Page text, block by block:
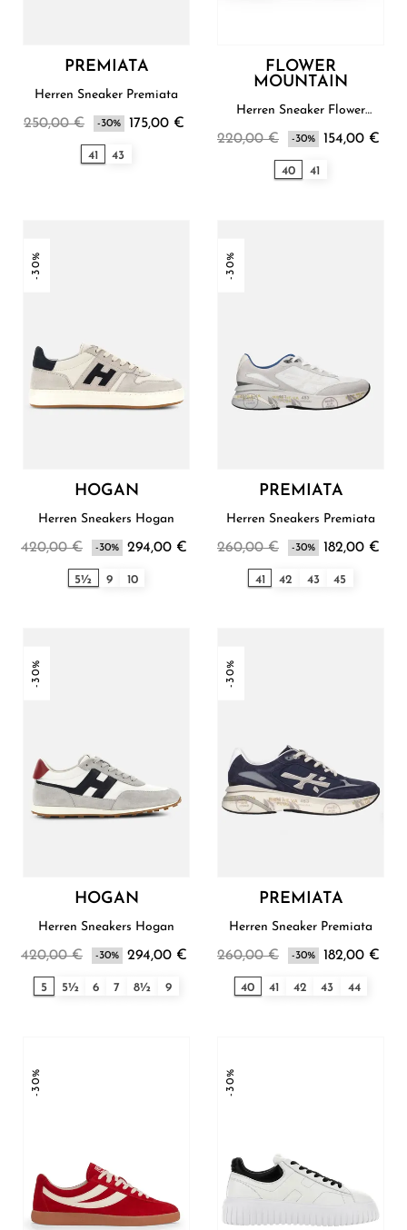
PREMIATA
Herren Sneaker Premiata
250,00 € -30% 175,00 €
41 43
FLOWER
MOUNTAIN
Herren Sneaker Flower
220,00 € -30% 154,00 €
40 41
-30%
HOGAN
Herren Sneakers Hogan
420,00 € -30% 294,00 €
5½ 9 10
-30%
PREMIATA
Herren Sneakers Premiata
260,00 € -30% 182,00 €
41 42 43 45
-30%
HOGAN
Herren Sneakers Hogan
420,00 € -30% 294,00 €
5 5½ 6 7 8½ 9
-30%
PREMIATA
Herren Sneaker Premiata
260,00 € -30% 182,00 €
40 41 42 43 44
-30% -30%